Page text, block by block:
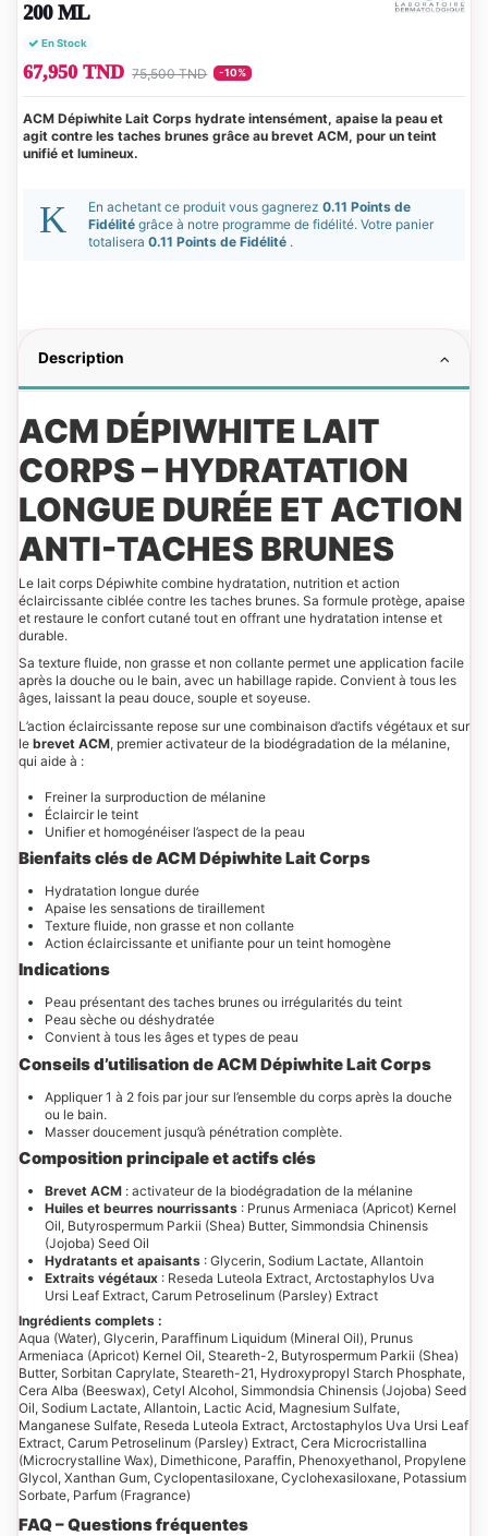
200 ML
En Stock
67,950 TND 75,500 TND -10%
ACM Dépiwhite Lait Corps hydrate intensément, apaise la peau et
agit contre les taches brunes grâce au brevet ACM, pour un teint
unifié et lumineux.
En achetant ce produit vous gagnerez 0.11 Points de
Fidélité grâce à notre programme de fidélité. Votre panier
totalisera 0.11 Points de Fidélité .
Description
ACM DÉPIWHITE LAIT
CORPS – HYDRATATION
LONGUE DURÉE ET ACTION
ANTI-TACHES BRUNES
Le lait corps Dépiwhite combine hydratation, nutrition et action
éclaircissante ciblée contre les taches brunes. Sa formule protège, apaise
et restaure le confort cutané tout en offrant une hydratation intense et
durable.
Sa texture fluide, non grasse et non collante permet une application facile
après la douche ou le bain, avec un habillage rapide. Convient à tous les
âges, laissant la peau douce, souple et soyeuse.
L’action éclaircissante repose sur une combinaison d’actifs végétaux et sur
le brevet ACM, premier activateur de la biodégradation de la mélanine,
qui aide à :
Freiner la surproduction de mélanine
Éclaircir le teint
Unifier et homogénéiser l’aspect de la peau
Bienfaits clés de ACM Dépiwhite Lait Corps
Hydratation longue durée
Apaise les sensations de tiraillement
Texture fluide, non grasse et non collante
Action éclaircissante et unifiante pour un teint homogène
Indications
Peau présentant des taches brunes ou irrégularités du teint
Peau sèche ou déshydratée
Convient à tous les âges et types de peau
Conseils d’utilisation de ACM Dépiwhite Lait Corps
Appliquer 1 à 2 fois par jour sur l’ensemble du corps après la douche
ou le bain.
Masser doucement jusqu’à pénétration complète.
Composition principale et actifs clés
Brevet ACM : activateur de la biodégradation de la mélanine
Huiles et beurres nourrissants : Prunus Armeniaca (Apricot) Kernel
Oil, Butyrospermum Parkii (Shea) Butter, Simmondsia Chinensis
(Jojoba) Seed Oil
Hydratants et apaisants : Glycerin, Sodium Lactate, Allantoin
Extraits végétaux : Reseda Luteola Extract, Arctostaphylos Uva
Ursi Leaf Extract, Carum Petroselinum (Parsley) Extract
Ingrédients complets :
Aqua (Water), Glycerin, Paraffinum Liquidum (Mineral Oil), Prunus
Armeniaca (Apricot) Kernel Oil, Steareth-2, Butyrospermum Parkii (Shea)
Butter, Sorbitan Caprylate, Steareth-21, Hydroxypropyl Starch Phosphate,
Cera Alba (Beeswax), Cetyl Alcohol, Simmondsia Chinensis (Jojoba) Seed
Oil, Sodium Lactate, Allantoin, Lactic Acid, Magnesium Sulfate,
Manganese Sulfate, Reseda Luteola Extract, Arctostaphylos Uva Ursi Leaf
Extract, Carum Petroselinum (Parsley) Extract, Cera Microcristallina
(Microcrystalline Wax), Dimethicone, Paraffin, Phenoxyethanol, Propylene
Glycol, Xanthan Gum, Cyclopentasiloxane, Cyclohexasiloxane, Potassium
Sorbate, Parfum (Fragrance)
FAQ – Questions fréquentes